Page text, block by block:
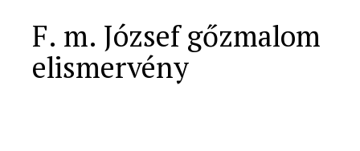
F. m. József gőzmalom
elismervény